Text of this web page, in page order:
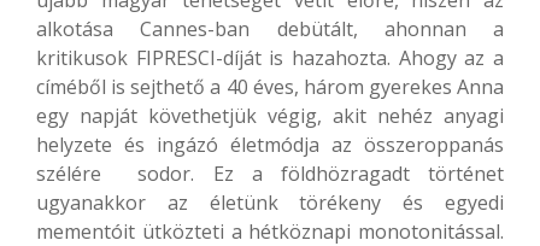
alkotása Cannes-ban debütált, ahonnan a
kritikusok FIPRESCI-díját is hazahozta. Ahogy az a
címéből is sejthető a 40 éves, három gyerekes Anna
egy napját követhetjük végig, akit nehéz anyagi
helyzete és ingázó életmódja az összeroppanás
szélére sodor. Ez a földhözragadt történet
ugyanakkor az életünk törékeny és egyedi
mementóit ütközteti a hétköznapi monotonitással.